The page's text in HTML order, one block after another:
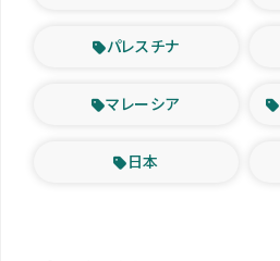
パレスチナ
マレーシア
日本